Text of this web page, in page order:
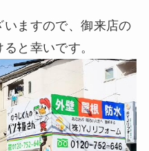
ますので、御来店の
と幸いです。